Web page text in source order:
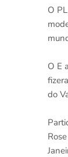
O
O E
do